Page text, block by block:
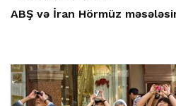
ABŞ və İran Hörmüz